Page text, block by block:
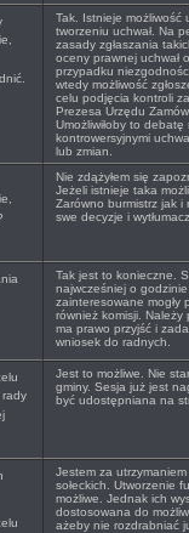
Tak. Istnieje możliwość
tworzeniu uchwał. Na
zasady zgłaszania
oceny prawnej uchwał
przypadku
wtedy możliwość
celu podjęcia kontroli
Prezesa Urzędu
Umożliwiłoby to
kontrowersyjnymi
lub zmian.
Nie zdążyłem się
Jeżeli istnieje taka
Zarówno burmistrz jak
swe decyzje i
Tak jest to konieczne.
najwcześniej o
zainteresowane mogły
również komisji.
ma prawo przyjść i
wniosek do radnych.
Jest to możliwe. Nie
gminy. Sesja już jest
być udostępniana na
Jestem za
sołeckich. Utworzenie
możliwe. Jednak ich
dostosowana do
ażeby nie rozdrabniać